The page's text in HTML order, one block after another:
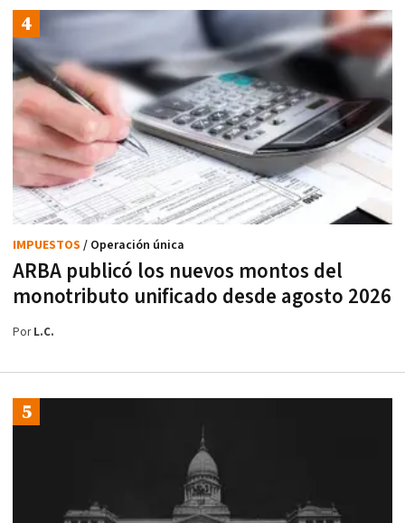
ARBA publicó los nuevos montos del
monotributo unificado desde agosto 2026
IMPUESTOS / Operación única
PorL.C.